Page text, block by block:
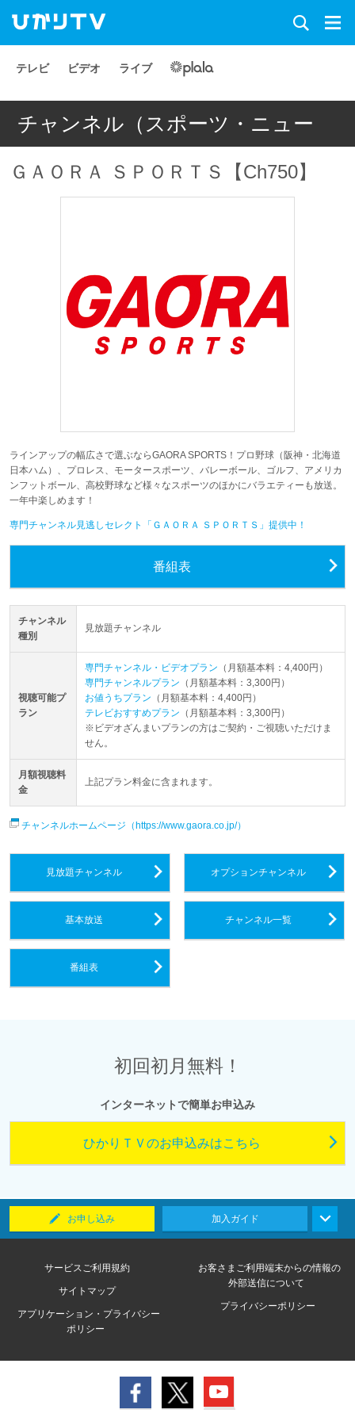
テレビ ビデオ ライブ
チャンネル（スポーツ・ニュー
ス）
ＧＡＯＲＡ ＳＰＯＲＴＳ【Ch750】
ラインアップの幅広さで選ぶならGAORA SPORTS！プロ野球（阪神・北海道
日本ハム）、プロレス、モータースポーツ、バレーボール、ゴルフ、アメリカ
ンフットボール、高校野球など様々なスポーツのほかにバラエティーも放送。
一年中楽しめます！
専門チャンネル見逃しセレクト「ＧＡＯＲＡ ＳＰＯＲＴＳ」提供中！
番組表
チャンネル
種別
見放題チャンネル
視聴可能プ
ラン
専門チャンネル・ビデオプラン （月額基本料：4,400円）
専門チャンネルプラン （月額基本料：3,300円）
お値うちプラン （月額基本料：4,400円）
テレビおすすめプラン （月額基本料：3,300円）
※ ビデオざんまいプランの方はご契約・ご視聴いただけま
せん。
月額視聴料
金
上記プラン料金に含まれます。
チャンネルホームページ（https://www.gaora.co.jp/）
見放題チャンネル オプションチャンネル
基本放送 チャンネル一覧
番組表
初回初月無料！
インターネットで簡単お申込み
ひかりＴＶのお申込みはこちら
お申し込み 加入ガイド
サービスご利用規約
お客さまご利用端末からの情報の
外部送信について
サイトマップ
プライバシーポリシー
アプリケーション・プライバシー
ポリシー